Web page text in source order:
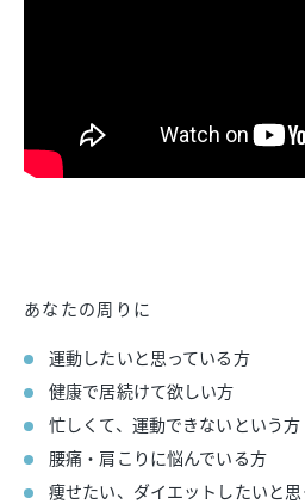
あなたの周りに
運動したいと思っている方
健康で居続けて欲しい方
忙しくて、運動できないという方
腰痛・肩こりに悩んでいる方
痩せたい、ダイエットしたいと